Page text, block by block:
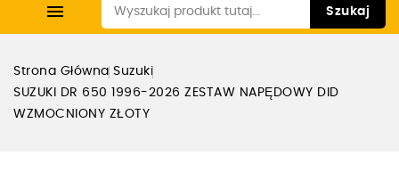
 Szukaj
Strona Główna Suzuki
SUZUKI DR 650 1996-2026 ZESTAW NAPĘDOWY DID
WZMOCNIONY ZŁOTY